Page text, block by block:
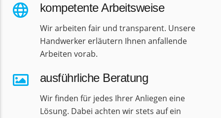
kompetente Arbeitsweise
Wir arbeiten fair und transparent. Unsere
Handwerker erläutern Ihnen anfallende
Arbeiten vorab.
ausführliche Beratung
Wir finden für jedes Ihrer Anliegen eine
Lösung. Dabei achten wir stets auf ein